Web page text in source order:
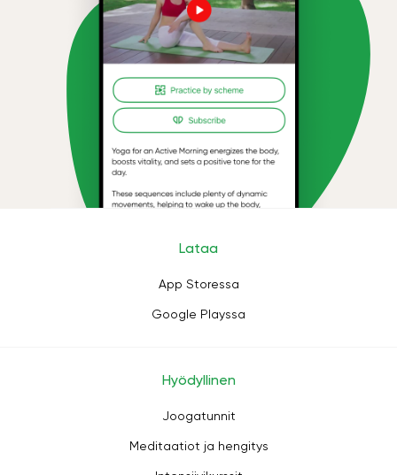
Lataa
App Storessa
Google Playssa
Hyödyllinen
Joogatunnit
Meditaatiot ja hengitys